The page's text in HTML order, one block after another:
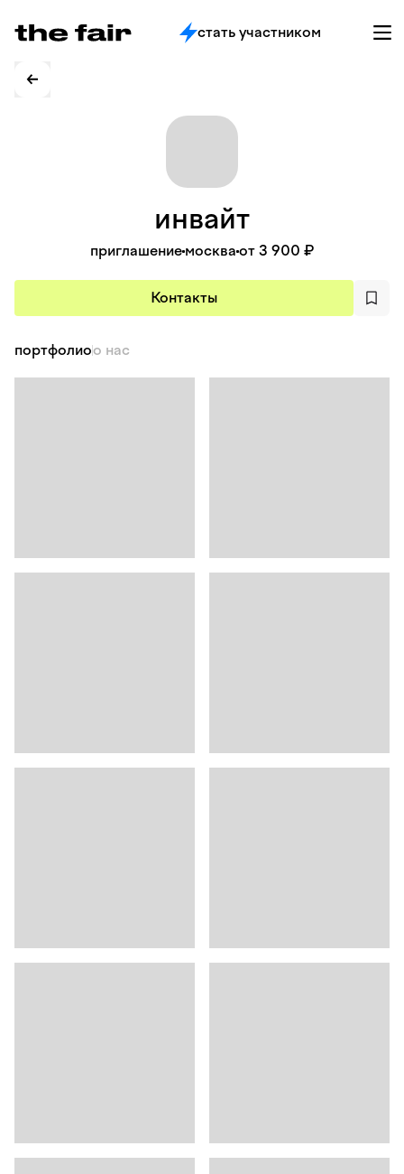
стать участником
инвайт
приглашение москва от 3 900 ₽
Контакты
портфолиоо нас